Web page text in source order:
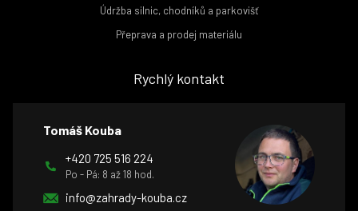
Údržba silnic, chodníků a parkovišť
Přeprava a prodej materiálu
Rychlý kontakt
Tomáš Kouba
+420 725 516 224
Po - Pá: 8 až 18 hod.
info@zahrady-kouba.cz